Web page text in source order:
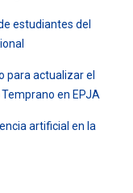
estudiantes del
para actualizar el
en EPJA
artificial en la